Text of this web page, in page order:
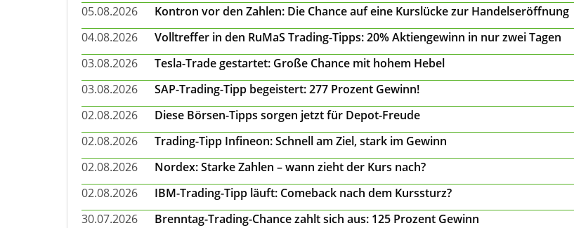
05.08.2026
Kontron vor den Zahlen: Die Chance auf eine Kurslücke zur Handelseröffnung
04.08.2026
Volltreffer in den RuMaS Trading-Tipps: 20% Aktiengewinn in nur zwei Tagen
03.08.2026
Tesla-Trade gestartet: Große Chance mit hohem Hebel
03.08.2026
SAP-Trading-Tipp begeistert: 277 Prozent Gewinn!
02.08.2026
Diese Börsen-Tipps sorgen jetzt für Depot-Freude
02.08.2026
Trading-Tipp Infineon: Schnell am Ziel, stark im Gewinn
02.08.2026
Nordex: Starke Zahlen – wann zieht der Kurs nach?
02.08.2026
IBM-Trading-Tipp läuft: Comeback nach dem Kurssturz?
30.07.2026
Brenntag-Trading-Chance zahlt sich aus: 125 Prozent Gewinn